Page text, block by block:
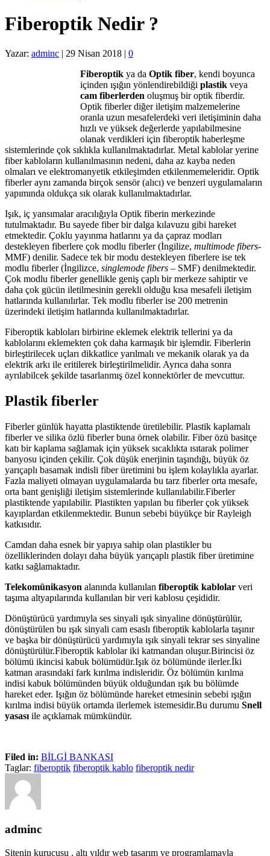
Fiberoptik Nedir ?
Yazar: adminc | 29 Nisan 2018 | 0
Fiberoptik ya da Optik fiber, kendi boyunca
içinden ışığın yönlendirebildiği plastik veya
cam fiberlerden oluşmuş bir optik fiberdir.
Optik fiberler diğer iletişim malzemelerine
oranla uzun mesafelerdeki veri iletişiminin daha
hızlı ve yüksek değerlerde yapılabilmesine
olanak verdikleri için fiberoptik haberleşme
sistemlerinde çok sıklıkla kullanılmaktadırlar. Metal kablolar yerine
fiber kabloların kullanılmasının nedeni, daha az kayba neden
olmaları ve elektromanyetik etkileşimden etkilenmemeleridir. Optik
fiberler aynı zamanda birçok sensör (alıcı) ve benzeri uygulamaların
yapımında oldukça sık olarak kullanılmaktadırlar.
Işık, iç yansımalar aracılığıyla Optik fiberin merkezinde
tutulmaktadır. Bu sayede fiber bir dalga kılavuzu gibi hareket
etmektedir. Çoklu yayınma hatlarını ya da çapraz modları
destekleyen fiberlere çok modlu fiberler (İngilize, multimode fibers-
MMF) denilir. Sadece tek bir modu destekleyen fiberlere ise tek
modlu fiberler (İngilizce, singlemode fibers – SMF) denilmektedir.
Çok modlu fiberler genellikle geniş çaplı bir merkeze sahiptir ve
daha çok gücün iletilmesinin gerekli olduğu kısa mesafeli iletişim
hatlarında kullanılırlar. Tek modlu fiberler ise 200 metrenin
üzerindeki iletişim hatlarında kullanılmaktadırlar.
Fiberoptik kabloları birbirine eklemek elektrik tellerini ya da
kablolarını eklemekten çok daha karmaşık bir işlemdir. Fiberlerin
birleştirilecek uçları dikkatlice yarılmalı ve mekanik olarak ya da
elektrik arkı ile eritilerek birleştirilmelidir. Ayrıca daha sonra
ayrılabilcek şekilde tasarlanmış özel konnektörler de mevcuttur.
Plastik fiberler
Fiberler günlük hayatta plastiktende üretilebilir. Plastik kaplamalı
fiberler ve silika özlü fiberler buna örnek olabilir. Fiber özü basitçe
katı bir kaplama sağlamak için yüksek sıcaklıkta ısıtarak polimer
banyosu içinden çekilir. Çok düşük enerjinin taşındığı, büyük öz
yarıçaplı basamak indisli fiber üretimini bu işlem kolaylıkla ayarlar.
Fazla maliyeti olmayan uygulamalarda bu tarz fiberler orta mesafe,
orta bant genişliği iletişim sistemlerinde kullanılabilir.Fiberler
plastiktende yapılabilir. Plastikten yapılan bu fiberler çok yüksek
kayıplardan etkilenmektedir. Bunun sebebi büyükçe bir Rayleigh
katkısıdır.
Camdan daha esnek bir yapıya sahip olan plastikler bu
özelliklerinden dolayı daha büyük yarıçaplı plastik fiber üretimine
katkı sağlamaktadır.
Telekomünikasyon alanında kullanılan fiberoptik kablolar veri
taşıma altyapılarında kullanılan bir veri kablosu çeşididir.
Dönüştürücü yardımıyla ses sinyali ışık sinyaline dönüştürülür,
dönüştürülen bu ışık sinyali cam esaslı fiberoptik kablolarla taşınır
ve başka bir dönüştürücü yardımıyla ışık sinyali tekrar ses sinyaline
dönüştürülür.Fiberoptik kablolar iki katmandan oluşur.Birincisi öz
bölümü ikincisi kabuk bölümüdür.Işık öz bölümünde ilerler.İki
katman arasındaki fark kırılma indisleridir. Öz bölümün kırılma
indisi kabuk bölümünden büyük olduğundan ışık bu bölümde
hareket eder. Işığın öz bölümünde hareket etmesinin sebebi ışığın
kırılma indisi büyük ortamda ilerlemek istemesidir.Bu durumu Snell
yasası ile açıklamak mümkündür.
Filed in: BİLGİ BANKASI
Taglar: fiberoptik fiberoptik kablo fiberoptik nedir
adminc
Sitenin kurucusu , altı yıldır web tasarım ve programlamayla